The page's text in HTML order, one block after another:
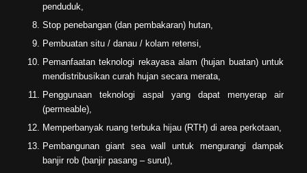
penduduk,
Stop penebangan (dan pembakaran) hutan,
Pembuatan situ / danau / kolam retensi,
Pemanfaatan teknologi rekayasa alam (hujan buatan) untuk
mendistribusikan curah hujan secara merata,
Penggunaan teknologi aspal yang dapat menyerap air
(permeable),
Memperbanyak ruang terbuka hijau (RTH) di area perkotaan,
Pembangunan giant sea wall untuk mengurangi dampak
banjir rob (banjir pasang – surut),